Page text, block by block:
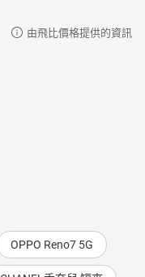
由飛比價格提供的資訊
OPPO Reno7 5G